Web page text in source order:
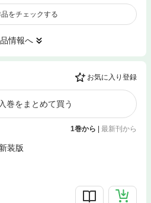
をチェックする
情報へ
お気に入り登録
巻をまとめて買う
1巻から | 最新刊から
装版